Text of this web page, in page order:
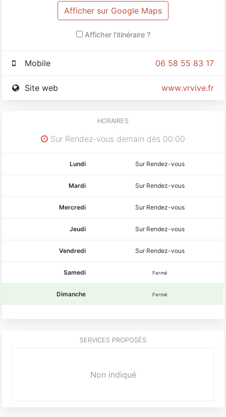
Afficher sur Google Maps
Afficher l'itinéraire ?
06 58 55 83 17
Mobile
www.vrvive.fr
Site web
HORAIRES
Sur Rendez-vous demain dès 00:00
Lundi Sur Rendez-vous
Mardi Sur Rendez-vous
Mercredi Sur Rendez-vous
Jeudi Sur Rendez-vous
Vendredi Sur Rendez-vous
Samedi Fermé
Dimanche Fermé
SERVICES PROPOSÉS
Non indiqué